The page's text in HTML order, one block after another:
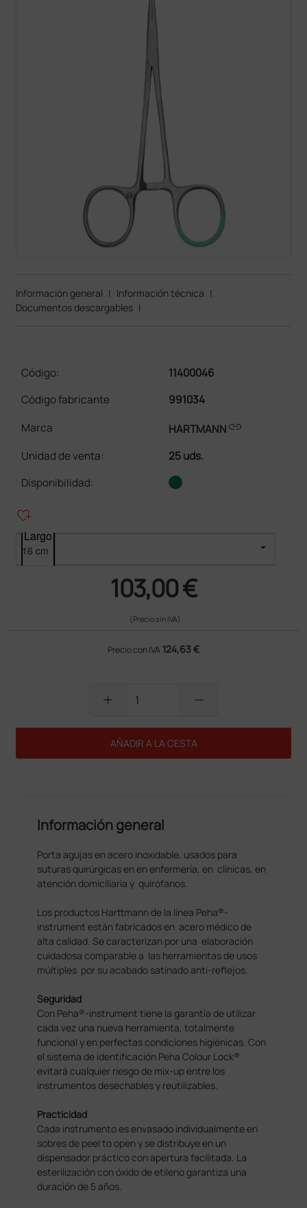
Información general | Información técnica |
Documentos descargables |
Código:
11400046
Código fabricante
991034
Marca
HARTMANNlink
Unidad de venta:
25 uds.
Disponibilidad:
heart_plus
Largo
103,00 €
(Precio sin IVA)
Precio con IVA 124,63 €
add remove
AÑADIR A LA CESTA
Información general
Porta agujas en acero inoxidable, usados para
suturas quirúrgicas en en enfermería, en clínicas, en
atención domiciliaria y quirófanos.
Los productos Harttmann de la línea Peha®-
instrument están fabricados en acero médico de
alta calidad. Se caracterizan por una elaboración
cuidadosa comparable a las herramientas de usos
múltiples por su acabado satinado anti-reflejos.
Seguridad
Con Peha®-instrument tiene la garantía de utilizar
cada vez una nueva herramienta, totalmente
funcional y en perfectas condiciones higiénicas. Con
el sistema de identificación Peha Colour Lock®
evitará cualquier riesgo de mix-up entre los
instrumentos desechables y reutilizables.
Practicidad
Cada instrumento es envasado individualmente en
sobres de peel to open y se distribuye en un
dispensador práctico con apertura facilitada. La
esterilización con óxido de etileno garantiza una
duración de 5 años.